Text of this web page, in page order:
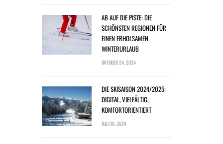
AB AUF DIE PISTE: DIE
SCHÖNSTEN REGIONEN FÜR
EINEN ERHOLSAMEN
WINTERURLAUB
OKTOBER 24, 2024
DIE SKISAISON 2024/2025:
DIGITAL, VIELFÄLTIG,
KOMFORTORIENTIERT
JULI 30, 2024